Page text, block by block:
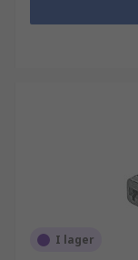
I lager